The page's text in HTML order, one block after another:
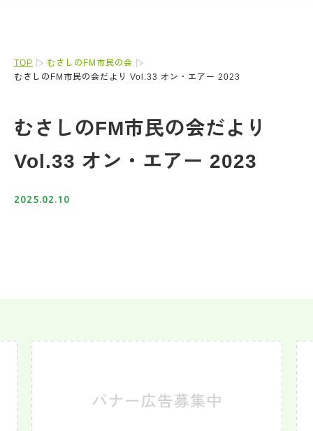
TOP
むさしのFM市民の会
むさしのFM市民の会だより Vol.33 オン・エアー 2023
むさしのFM市民の会だより
Vol.33 オン・エアー 2023
2025.02.10